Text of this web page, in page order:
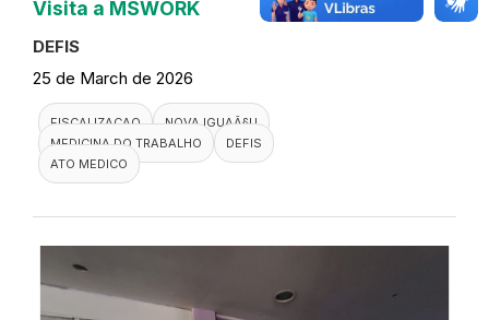
Visita a MSWORK
DEFIS
25 de March de 2026
FISCALIZACAO
NOVA IGUAÃ§U
MEDICINA DO TRABALHO
DEFIS
ATO MEDICO